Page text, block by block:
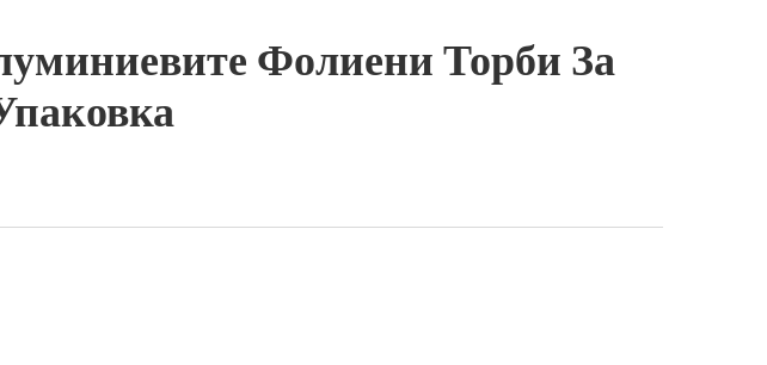
Фолиени Торби За